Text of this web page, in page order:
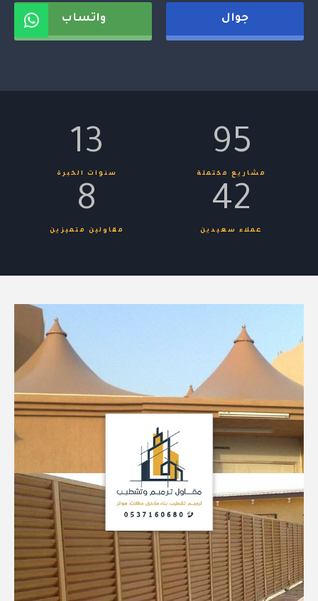
جوال واتساب
مشاريع مكتملة
95
سنوات الخبرة
13
عملاء سعيدين
42
مقاولين متميزين
8